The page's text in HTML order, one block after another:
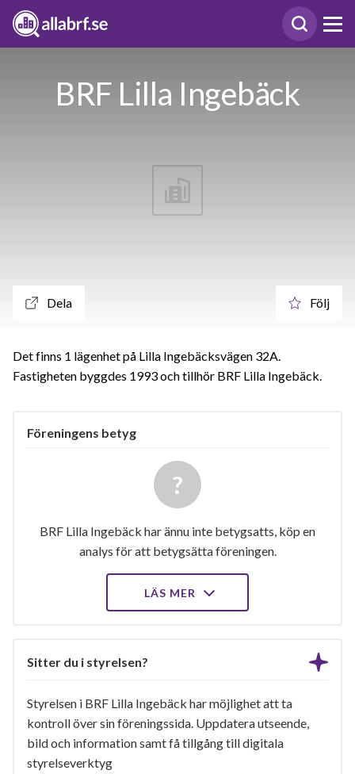
BRF Lilla Ingebäck
Dela Följ
Det finns 1 lägenhet på Lilla Ingebäcksvägen 32A.
Fastigheten byggdes 1993 och tillhör BRF Lilla Ingebäck.
Föreningens betyg
BRF Lilla Ingebäck har ännu inte betygsatts, köp en
analys för att betygsätta föreningen.
LÄS MER
Sitter du i styrelsen?
Styrelsen i BRF Lilla Ingebäck har möjlighet att ta
kontroll över sin föreningssida. Uppdatera utseende,
bild och information samt få tillgång till digitala
styrelseverktyg